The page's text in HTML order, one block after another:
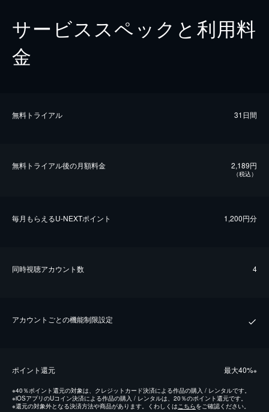
サービススペックと利用料
金
無料トライアル 31日間
無料トライアル後の⽉額料金 2,189円
（税込）
毎⽉もらえるU-NEXTポイント 1,200円分
同時視聴アカウント数 4
アカウントごとの機能制限設定
ポイント還元 最⼤40%※
※40％ポイント還元の対象は、クレジットカード決済による作品の購入 / レンタルです。
※iOSアプリのUコイン決済による作品の購入 / レンタルは、20％のポイント還元です。
※還元の対象外となる決済方法や商品があります。くわしくはこちらをご確認ください。